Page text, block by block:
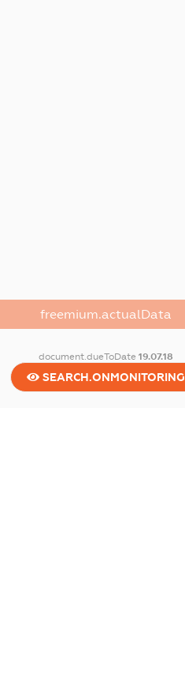
freemium.actualData
document.dueToDate 19.07.18
SEARCH.ONMONITORING